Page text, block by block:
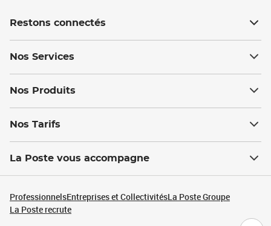
Restons connectés
Nos Services
Nos Produits
Nos Tarifs
La Poste vous accompagne
ProfessionnelsEntreprises et CollectivitésLa Poste Groupe
La Poste recrute